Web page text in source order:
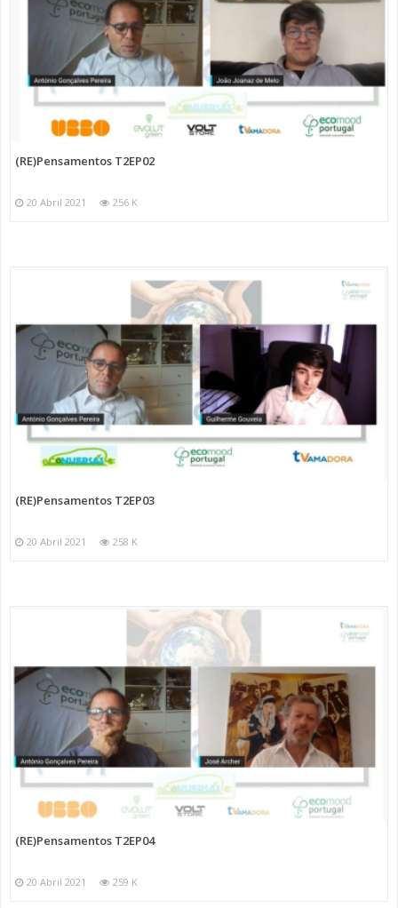
(RE)Pensamentos T2EP02
20 Abril 2021 256 K
(RE)Pensamentos T2EP03
20 Abril 2021 258 K
(RE)Pensamentos T2EP04
20 Abril 2021 259 K